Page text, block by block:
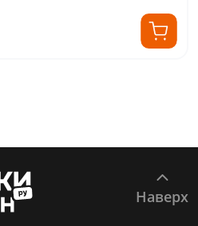
Наверх